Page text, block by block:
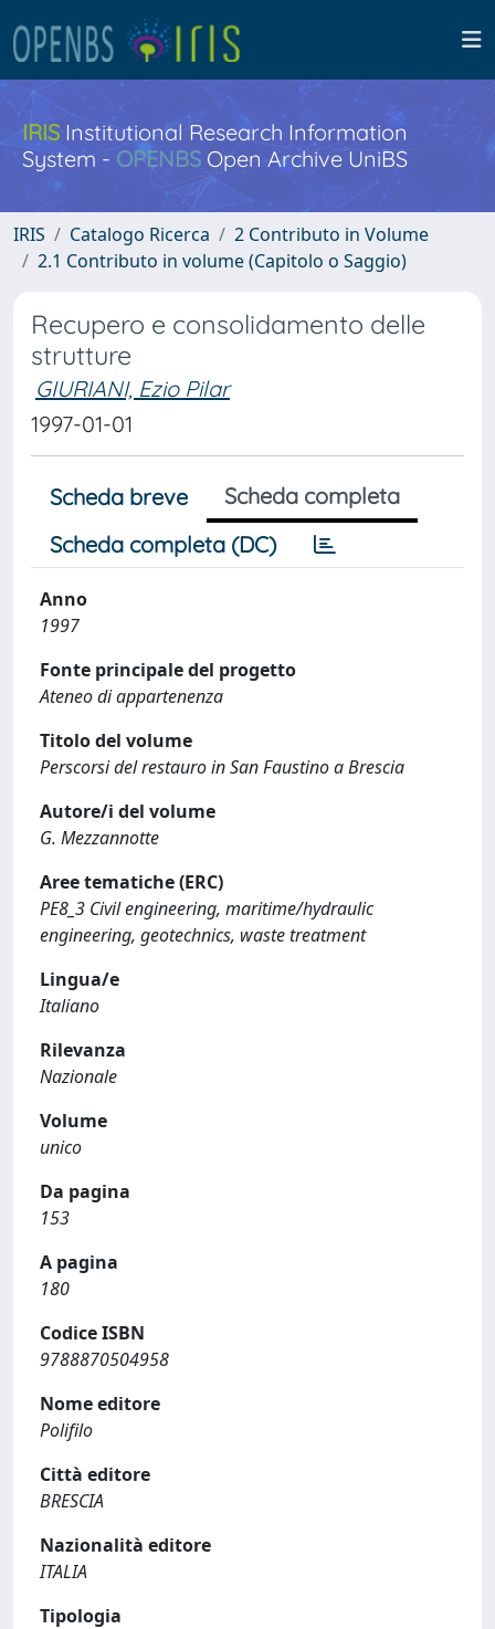
IRISInstitutional Research Information
System - OPENBS Open Archive UniBS
IRIS Catalogo Ricerca
2 Contributo in Volume
2.1 Contributo in volume (Capitolo o Saggio)
Recupero e consolidamento delle
strutture
GIURIANI, Ezio Pilar
1997-01-01
Scheda breve
Scheda completa
Scheda completa (DC)
Anno
1997
Fonte principale del progetto
Ateneo di appartenenza
Titolo del volume
Perscorsi del restauro in San Faustino a Brescia
Autore/i del volume
G. Mezzannotte
Aree tematiche (ERC)
PE8_3 Civil engineering, maritime/hydraulic
engineering, geotechnics, waste treatment
Lingua/e
Italiano
Rilevanza
Nazionale
Volume
unico
Da pagina
153
A pagina
180
Codice ISBN
9788870504958
Nome editore
Polifilo
Città editore
BRESCIA
Nazionalità editore
ITALIA
Tipologia